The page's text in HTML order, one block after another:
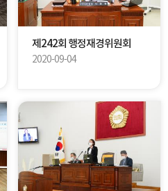
제242회 행정재경위원회
2020-09-04